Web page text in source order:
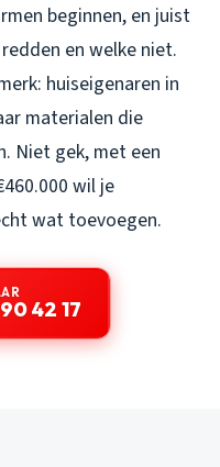
beginnen, en juist
en welke niet.
huiseigenaren in
materialen die
Niet gek, met een
wil je
wat toevoegen.
42 17